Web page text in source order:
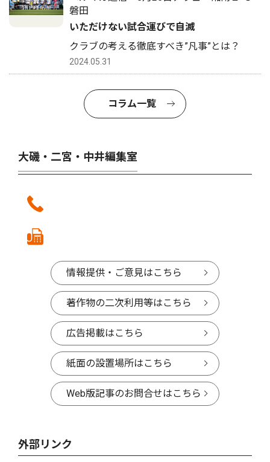
磐田
いただけない試合運びで自滅
クラブの考える徹底すべき”凡事”とは？
2024.05.31
コラム一覧
大磯・二宮・中井編集室
情報提供・ご意見はこちら
著作物の二次利用等はこちら
広告掲載はこちら
紙面の設置場所はこちら
Web版記事のお問合せはこちら
外部リンク